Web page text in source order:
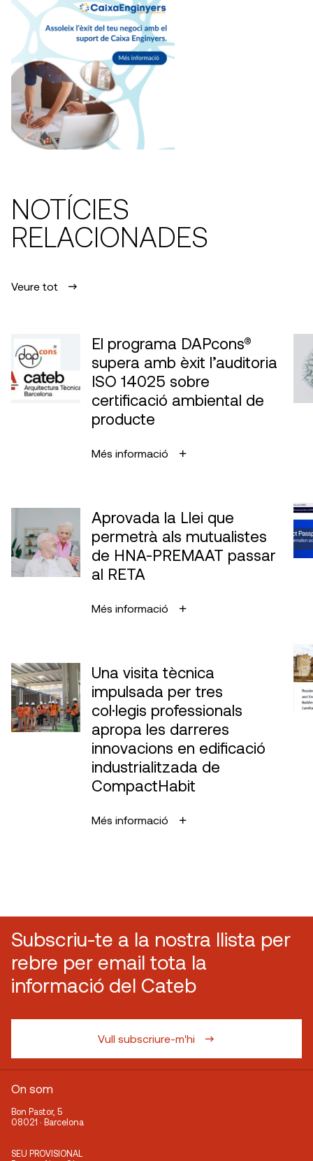
NOTÍCIES
RELACIONADES
Veure tot
El programa DAPcons®
supera amb èxit l’auditoria
ISO 14025 sobre
certificació ambiental de
producte
Més informació
Aprovada la Llei que
permetrà als mutualistes
de HNA-PREMAAT passar
al RETA
Més informació
Una visita tècnica
impulsada per tres
col·legis professionals
apropa les darreres
innovacions en edificació
industrialitzada de
CompactHabit
Més informació
Subscriu-te a la nostra llista per
rebre per email tota la
informació del Cateb
Vull subscriure-m'hi
On som
Bon Pastor, 5
08021 · Barcelona
SEU PROVISIONAL